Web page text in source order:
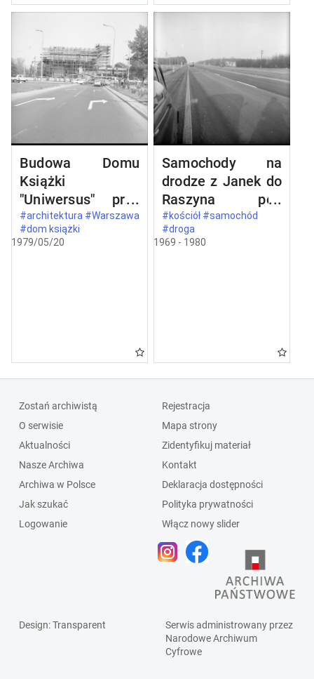
Budowa Domu
Książki
"Uniwersus" przy
ul. Belwederskiej
20/22 w
#architektura #Warszawa
#dom książki
1979/05/20
Samochody na
drodze z Janek do
Raszyna pod
Warszawą
#kościół #samochód
#droga
1969 - 1980
Zostań archiwistą
O serwisie
Aktualności
Nasze Archiwa
Archiwa w Polsce
Jak szukać
Logowanie
Rejestracja
Mapa strony
Zidentyfikuj materiał
Kontakt
Deklaracja dostępności
Polityka prywatności
Włącz nowy slider
Design: Transparent
Serwis administrowany przez
Narodowe Archiwum
Cyfrowe